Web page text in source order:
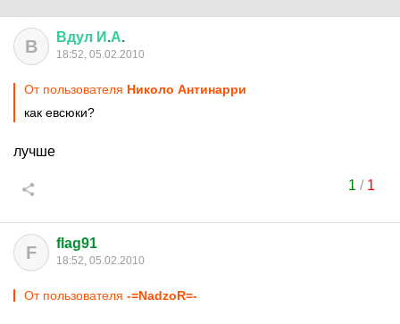
В Вдул И .А.
18:52, 05.02.2010
От пользователя Николо Антинарри
как евсюки?
лучше
1 / 1
F flag91
18:52, 05.02.2010
От пользователя -=NadzoR=-